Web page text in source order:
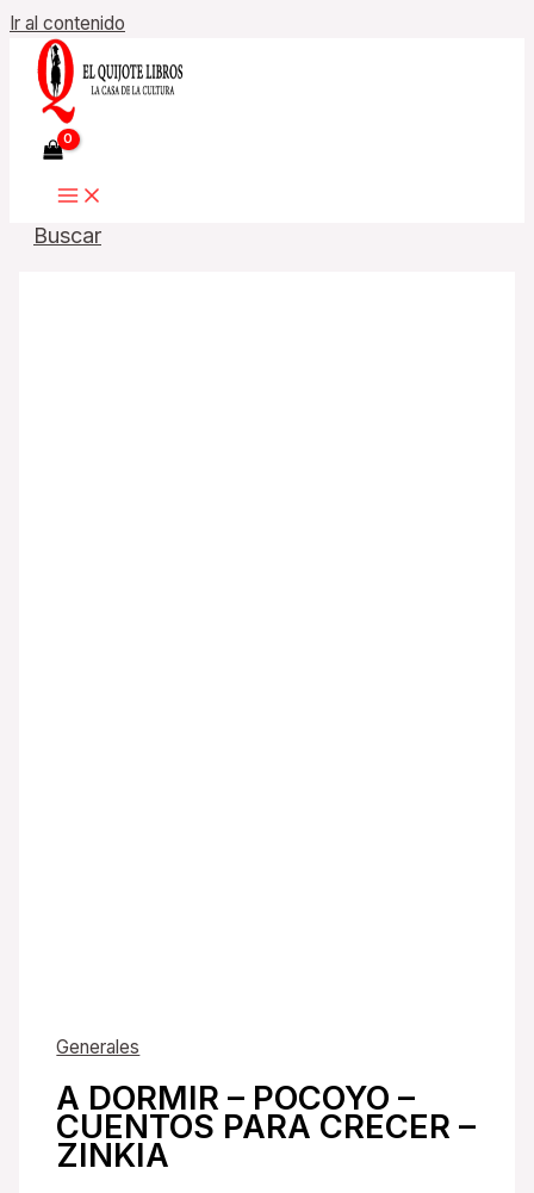
Ir al contenido
Buscar
Generales
A DORMIR – POCOYO –
CUENTOS PARA CRECER –
ZINKIA